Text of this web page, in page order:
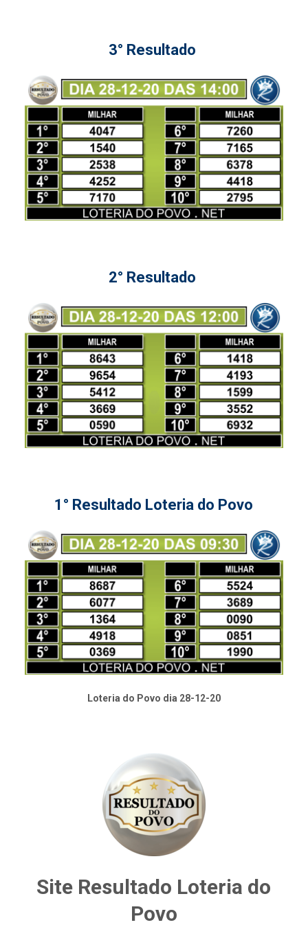
3° Resultado
2° Resultado
1° Resultado Loteria do Povo
Loteria do Povo dia 28-12-20
Site Resultado Loteria do
Povo